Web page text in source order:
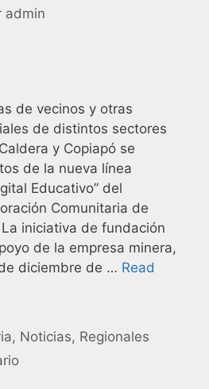
admin
de vecinos y otras
de distintos sectores
y Copiapó se
de la nueva línea
Educativo” del
Comunitaria de
iniciativa de fundación
de la empresa minera,
diciembre de … Read
, Noticias, Regionales